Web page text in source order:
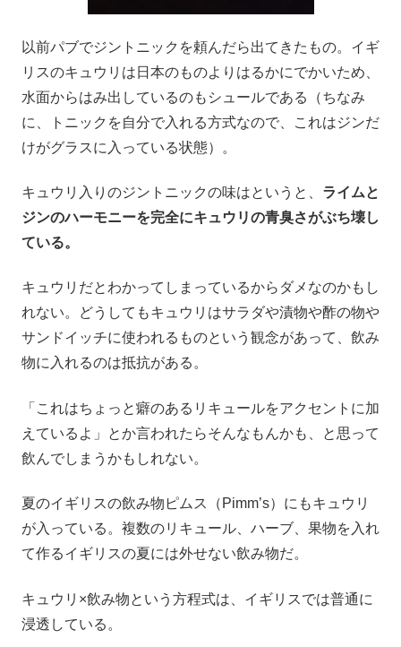
以前パブでジントニックを頼んだら出てきたもの。イギ
リスのキュウリは日本のものよりはるかにでかいため、
水面からはみ出しているのもシュールである（ちなみ
に、トニックを自分で入れる方式なので、これはジンだ
けがグラスに入っている状態）。
キュウリ入りのジントニックの味はというと、 ライムと
ジンのハーモニーを完全にキュウリの青臭さがぶち壊し
ている。
キュウリだとわかってしまっているからダメなのかもし
れない。どうしてもキュウリはサラダや漬物や酢の物や
サンドイッチに使われるものという観念があって、飲み
物に入れるのは抵抗がある。
「これはちょっと癖のあるリキュールをアクセントに加
えているよ」とか言われたらそんなもんかも、と思って
飲んでしまうかもしれない。
夏のイギリスの飲み物ピムス（Pimm’s）にもキュウリ
が入っている。複数のリキュール、ハーブ、果物を入れ
て作るイギリスの夏には外せない飲み物だ。
キュウリ×飲み物という方程式は、イギリスでは普通に
浸透している。